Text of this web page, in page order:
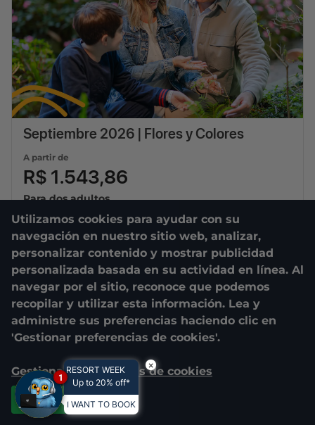
Utilizamos cookies para ayudar con su
navegación en nuestro sitio web, analizar,
personalizar contenido y mostrar publicidad
personalizada basada en su actividad en línea. Al
navegar por el sitio, reconoce que podemos
recopilar y utilizar esta información. Lea y
administre sus preferencias haciendo clic en
'Gestionar preferencias de cookies'.
Gestionar preferencias de cookies
Aceptar todas
Septiembre 2026 | Flores y Colores
A partir de
R$ 1.543,86
Para dos adultos
01/09/2026 a 30/09/2026
3diárias
×
RESORT WEEK
Up to 20% off*
I WANT TO BOOK
1